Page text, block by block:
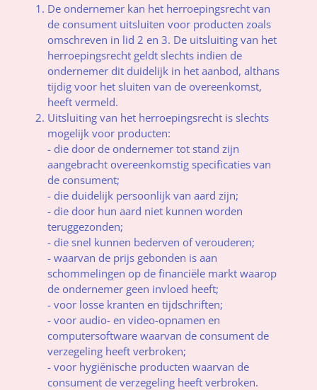
De ondernemer kan het herroepingsrecht van
de consument uitsluiten voor producten zoals
omschreven in lid 2 en 3. De uitsluiting van het
herroepingsrecht geldt slechts indien de
ondernemer dit duidelijk in het aanbod, althans
tijdig voor het sluiten van de overeenkomst,
heeft vermeld.
Uitsluiting van het herroepingsrecht is slechts
mogelijk voor producten:
- die door de ondernemer tot stand zijn
aangebracht overeenkomstig specificaties van
de consument;
- die duidelijk persoonlijk van aard zijn;
- die door hun aard niet kunnen worden
teruggezonden;
- die snel kunnen bederven of verouderen;
- waarvan de prijs gebonden is aan
schommelingen op de financiële markt waarop
de ondernemer geen invloed heeft;
- voor losse kranten en tijdschriften;
- voor audio- en video-opnamen en
computersoftware waarvan de consument de
verzegeling heeft verbroken;
- voor hygiënische producten waarvan de
consument de verzegeling heeft verbroken.